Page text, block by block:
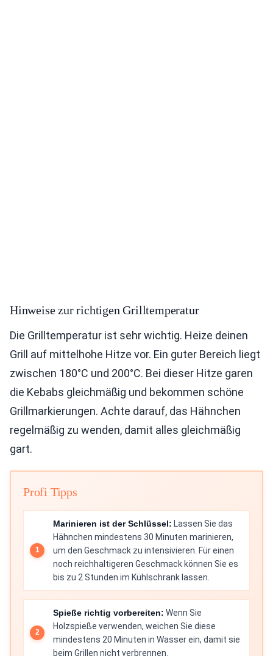
Hinweise zur richtigen Grilltemperatur
Die Grilltemperatur ist sehr wichtig. Heize deinen
Grill auf mittelhohe Hitze vor. Ein guter Bereich liegt
zwischen 180°C und 200°C. Bei dieser Hitze garen
die Kebabs gleichmäßig und bekommen schöne
Grillmarkierungen. Achte darauf, das Hähnchen
regelmäßig zu wenden, damit alles gleichmäßig
gart.
Profi Tipps
Marinieren ist der Schlüssel: Lassen Sie das
Hähnchen mindestens 30 Minuten marinieren,
um den Geschmack zu intensivieren. Für einen
noch reichhaltigeren Geschmack können Sie es
bis zu 2 Stunden im Kühlschrank lassen.
Spieße richtig vorbereiten: Wenn Sie
Holzspieße verwenden, weichen Sie diese
mindestens 20 Minuten in Wasser ein, damit sie
beim Grillen nicht verbrennen.